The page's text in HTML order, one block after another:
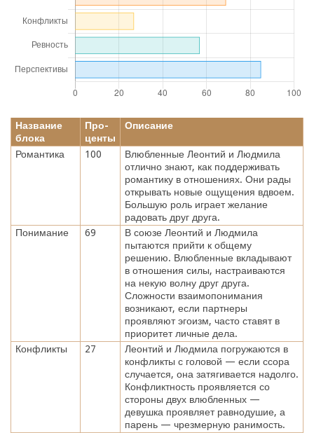
Название
блока
Про-
центы
Описание
Романтика 100
Влюбленные Леонтий и Людмила
отлично знают, как поддерживать
романтику в отношениях. Они рады
открывать новые ощущения вдвоем.
Большую роль играет желание
радовать друг друга.
Понимание
69
В союзе Леонтий и Людмила
пытаются прийти к общему
решению. Влюбленные вкладывают
в отношения силы, настраиваются
на некую волну друг друга.
Сложности взаимопонимания
возникают, если партнеры
проявляют эгоизм, часто ставят в
приоритет личные дела.
Конфликты
27
Леонтий и Людмила погружаются в
конфликты с головой — если ссора
случается, она затягивается надолго.
Конфликтность проявляется со
стороны двух влюбленных —
девушка проявляет равнодушие, а
парень — чрезмерную ранимость.